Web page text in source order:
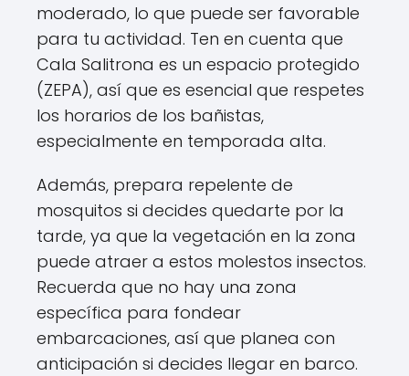
moderado, lo que puede ser favorable
para tu actividad. Ten en cuenta que
Cala Salitrona es un espacio protegido
(ZEPA), así que es esencial que respetes
los horarios de los bañistas,
especialmente en temporada alta.
Además, prepara repelente de
mosquitos si decides quedarte por la
tarde, ya que la vegetación en la zona
puede atraer a estos molestos insectos.
Recuerda que no hay una zona
específica para fondear
embarcaciones, así que planea con
anticipación si decides llegar en barco.